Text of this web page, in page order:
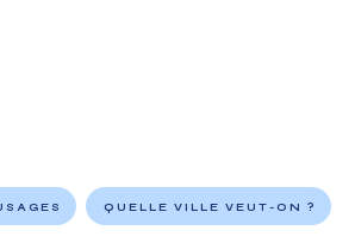
QUELLE VILLE VEUT-ON ?